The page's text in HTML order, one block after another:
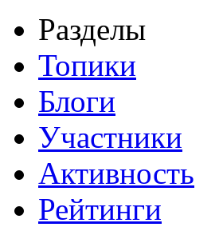
Разделы
Топики
Блоги
Участники
Активность
Рейтинги